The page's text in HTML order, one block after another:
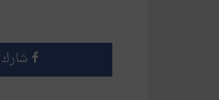
شارك